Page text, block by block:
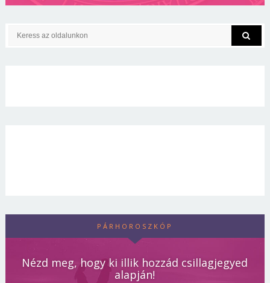
PÁRHOROSZKÓP
Nézd meg, hogy ki illik hozzád csillagjegyed
alapján!